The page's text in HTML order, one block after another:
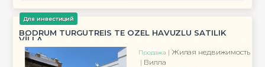
Для инвестиций
BODRUM TURGUTREİS TE ÖZEL HAVUZLU SATILIK
VİLLA
Продажа
Жилая недвижимость
Вилла